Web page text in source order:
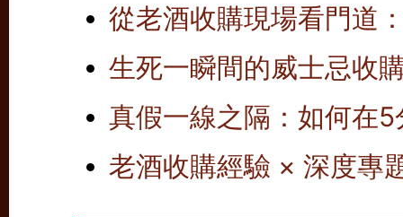
從老酒收購現場看門道
生死一瞬間的威士忌收
真假一線之隔：如何在
老酒收購經驗 × 深度專